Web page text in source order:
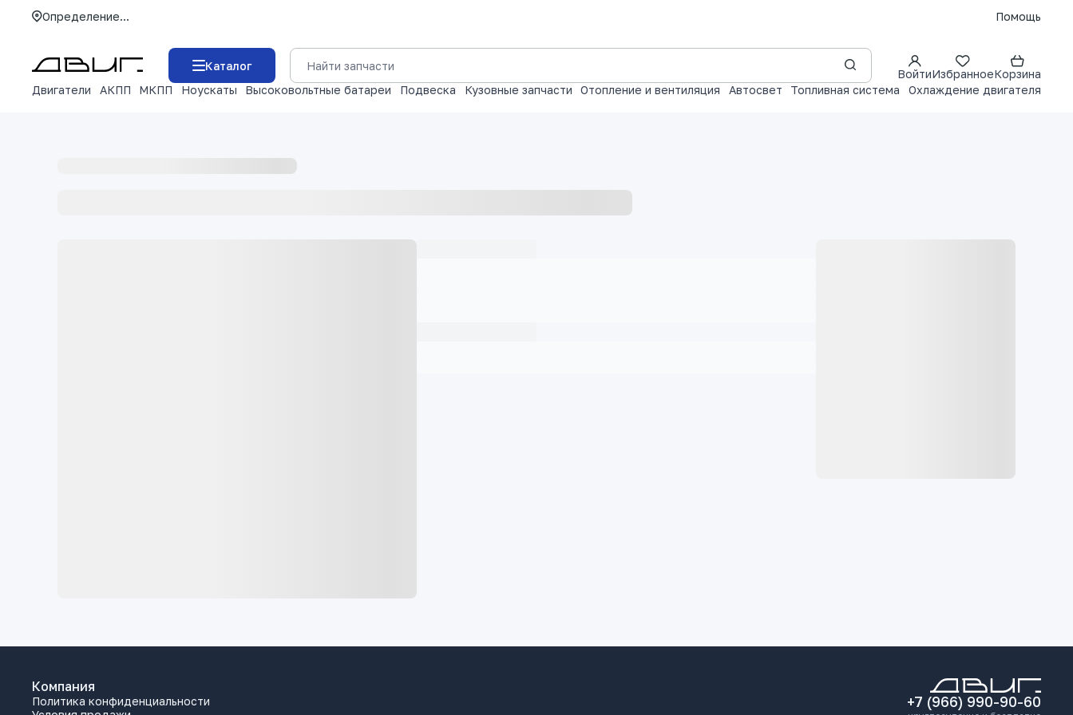
Определение... Помощь
Каталог
ВойтиИзбранноеКорзина
Двигатели
АКПП МКПП Ноускаты Высоковольтные батареи Подвеска Кузовные запчасти Отопление и вентиляция Автосвет Топливная система Охлаждение двигателя
Компания
Политика конфиденциальности
+7 (966) 990-90-60